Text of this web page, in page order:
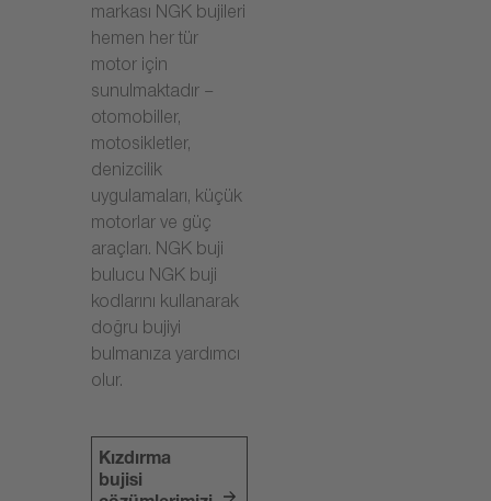
markası NGK bujileri
hemen her tür
motor için
sunulmaktadır –
otomobiller,
motosikletler,
denizcilik
uygulamaları, küçük
motorlar ve güç
araçları. NGK buji
bulucu NGK buji
kodlarını kullanarak
doğru bujiyi
bulmanıza yardımcı
olur.
Kızdırma
bujisi